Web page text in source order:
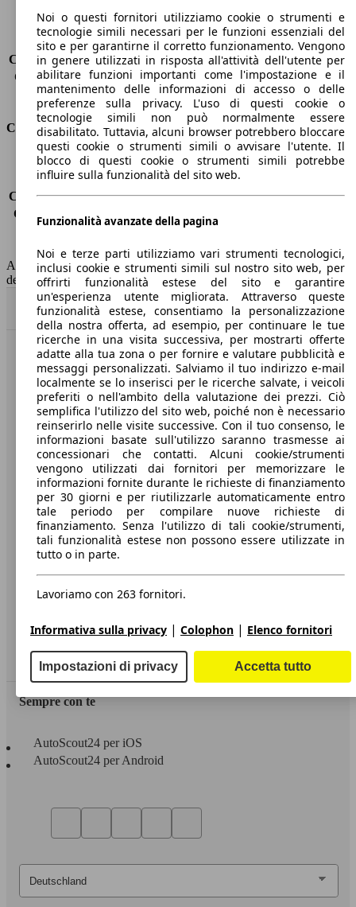
Sedili
5
Carico sul tetto
-
Capacità di traino (senza freni) -
Capacità di traino (con freni)
1150 kg
Volume del bagagliaio
597 - 983 l
Consumi
Emissioni di CO2*
125 g/km (komb.)
Consumo (urbano)
6.3 l/100km
Consumo (extra-urbano) 5.0 l/100km
Consumo (combinato)*
5.5 l/100km
Capacità del serbatoio
60 l
AutoScout24 non si assume alcuna responsabilità per la correttezza
dei dati.
Torna su
Benvenuti su AutoScout24, il mercato auto europeo.
Società
A proposito di AutoScout24
Stampa
Media
Condizioni generali
Informazioni
Privacy
Dichiarazione di Accessibilità
Servizi
Area rivenditori
Sempre con te
AutoScout24 per iOS
AutoScout24 per Android
Noi o questi fornitori utilizziamo cookie o strumenti e
tecnologie simili necessari per le funzioni essenziali del
sito e per garantirne il corretto funzionamento. Vengono
in genere utilizzati in risposta all'attività dell'utente per
abilitare funzioni importanti come l'impostazione e il
mantenimento delle informazioni di accesso o delle
preferenze sulla privacy. L'uso di questi cookie o
tecnologie simili non può normalmente essere
disabilitato. Tuttavia, alcuni browser potrebbero bloccare
questi cookie o strumenti simili o avvisare l'utente. Il
blocco di questi cookie o strumenti simili potrebbe
influire sulla funzionalità del sito web.
Funzionalità avanzate della pagina
Noi e terze parti utilizziamo vari strumenti tecnologici,
inclusi cookie e strumenti simili sul nostro sito web, per
offrirti funzionalità estese del sito e garantire
un'esperienza utente migliorata. Attraverso queste
funzionalità estese, consentiamo la personalizzazione
della nostra offerta, ad esempio, per continuare le tue
ricerche in una visita successiva, per mostrarti offerte
adatte alla tua zona o per fornire e valutare pubblicità e
messaggi personalizzati. Salviamo il tuo indirizzo e-mail
localmente se lo inserisci per le ricerche salvate, i veicoli
preferiti o nell'ambito della valutazione dei prezzi. Ciò
semplifica l'utilizzo del sito web, poiché non è necessario
reinserirlo nelle visite successive. Con il tuo consenso, le
informazioni basate sull'utilizzo saranno trasmesse ai
concessionari che contatti. Alcuni cookie/strumenti
vengono utilizzati dai fornitori per memorizzare le
informazioni fornite durante le richieste di finanziamento
per 30 giorni e per riutilizzarle automaticamente entro
tale periodo per compilare nuove richieste di
finanziamento. Senza l'utilizzo di tali cookie/strumenti,
tali funzionalità estese non possono essere utilizzate in
tutto o in parte.
Lavoriamo con 263 fornitori.
Informativa sulla privacy | Colophon | Elenco fornitori
Impostazioni di privacy Accetta tutto